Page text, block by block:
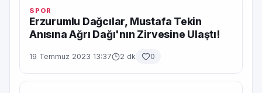
SPOR
Erzurumlu Dağcılar, Mustafa Tekin
Anısına Ağrı Dağı'nın Zirvesine Ulaştı!
19 Temmuz 2023 13:37 2 dk 0